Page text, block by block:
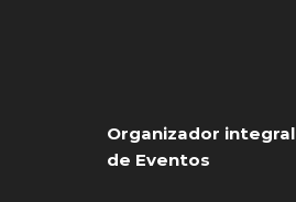
Organizador integral
de Eventos